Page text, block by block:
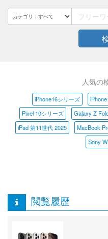
人気の
iPhone16シリーズ
Pixel 10シリーズ
Galaxy Z
iPad 第11世代 2025
MacBook
Sony
閲覧履歴